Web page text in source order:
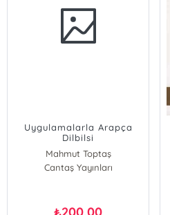
Uygulamalarla Arapça
Dilbilsi
Mahmut Toptaş
Cantaş Yayınları